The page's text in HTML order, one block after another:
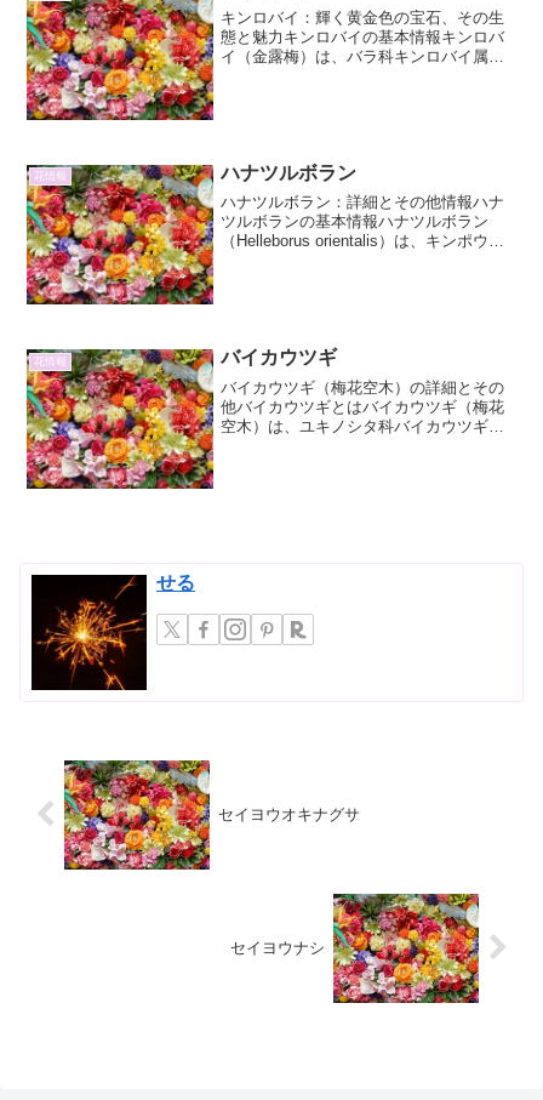
キンロバイ：輝く黄金色の宝石、その生
態と魅力キンロバイの基本情報キンロバ
イ（金露梅）は、バラ科キンロバイ属の
花情報 ハナツルボラン
ハナツルボラン：詳細とその他情報ハナ
ツルボランの基本情報ハナツルボラン
（Helleborus orientalis）は、キンポウゲ
花情報 バイカウツギ
バイカウツギ（梅花空木）の詳細とその
他バイカウツギとはバイカウツギ（梅花
空木）は、ユキノシタ科バイカウツギ属
せる
セイヨウオキナグサ
セイヨウナシ